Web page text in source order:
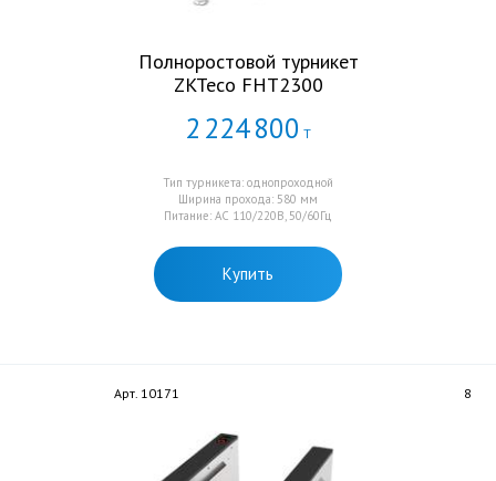
Полноростовой турникет
ZKTeco FHT2300
2 224800 Т
Тип турникета: однопроходной
Ширина прохода: 580 мм
Питание: AC 110/220В, 50/60Гц
Купить
Арт. 10171 8